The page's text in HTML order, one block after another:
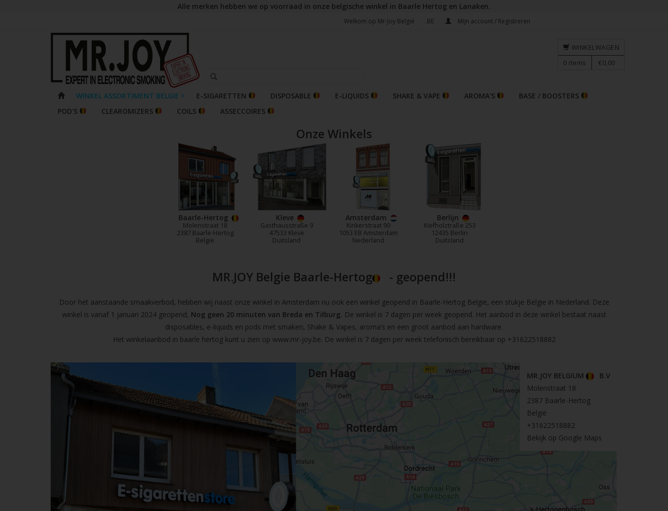
Alle merken hebben we op voorraad in onze belgische winkel in Baarle Hertog en Lanaken.
Welkom op Mr-Joy België .BE Mijn account / Registreren
WINKEL ASSORTIMENT BELGIE > E-SIGARETTEN DISPOSABLE E-LIQUIDS SHAKE & VAPE AROMA'S
BASE / BOOSTERS
POD'S
CLEAROMIZERS COILS ASSECCOIRES
WINKELWAGEN
0 items €0,00
Onze Winkels
Baarle-Hertog
Molenstraat 18
2387 Baarle-Hertog
België
Kleve
Gasthausstraße 9
47533 Kleve
Duitsland
Amsterdam
Kinkerstraat 90
1053 EB Amsterdam
Nederland
Berlijn
Kiefholztraße 253
12435 Berlin
Duitsland
MR.JOY Belgie Baarle-Hertog - geopend!!!
Door het aanstaande smaakverbod, hebben wij naast onze winkel in Amsterdam nu ook een winkel geopend in Baarle-Hertog Belgie, een stukje Belgie in Nederland. Deze
winkel is vanaf 1 januari 2024 geopend, Nog geen 20 minuten van Breda en Tilburg. De winkel is 7 dagen per week geopend. Het aanbod in deze winkel bestaat naast
disposables, e-liquids en pods met smaken, Shake & Vapes, aroma’s en een groot aanbod aan hardware.
Het winkelaanbod in baarle hertog kunt u zien op www.mr-joy.be. De winkel is 7 dagen per week telefonisch bereikbaar op +31622518882
MR.JOY BELGIUM
B.V
Molenstraat 18
2387 Baarle-Hertog
België
+31622518882
Bekijk op Google Maps